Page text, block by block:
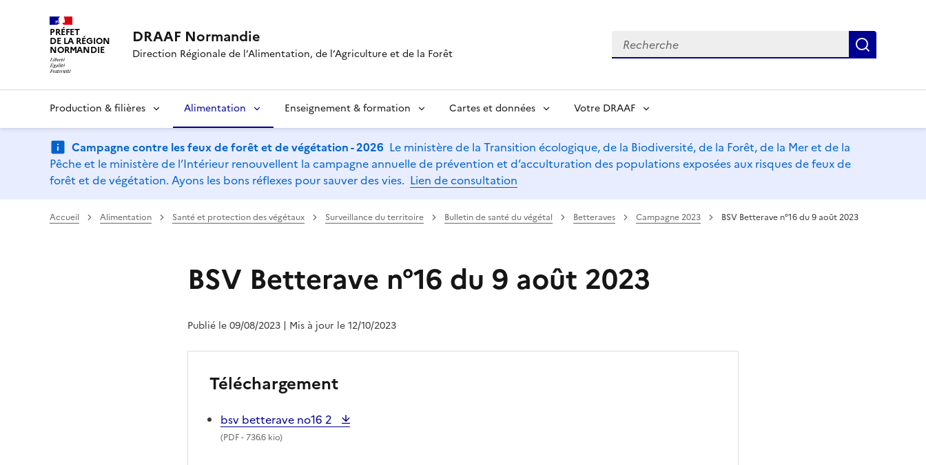
PRÉFET
DE LA RÉGION
NORMANDIE
DRAAF Normandie
Direction Régionale de l’Alimentation, de l’Agriculture et de la Forêt
Recherche
Production & filières Alimentation Enseignement & formation Cartes et données Votre DRAAF
Campagne contre les feux de forêt et de végétation - 2026 Le ministère de la Transition écologique, de la Biodiversité, de la Forêt, de la Mer et de la
Pêche et le ministère de l’Intérieur renouvellent la campagne annuelle de prévention et d’acculturation des populations exposées aux risques de feux de
forêt et de végétation. Ayons les bons réflexes pour sauver des vies. Lien de consultation
Accueil Alimentation Santé et protection des végétaux Surveillance du territoire Bulletin de santé du végétal Betteraves Campagne 2023 BSV Betterave n°16 du 9 août 2023
BSV Betterave n°16 du 9 août 2023
Publié le 09/08/2023 | Mis à jour le 12/10/2023
Téléchargement
bsv betterave no16 2
(PDF- 736.6 kio)